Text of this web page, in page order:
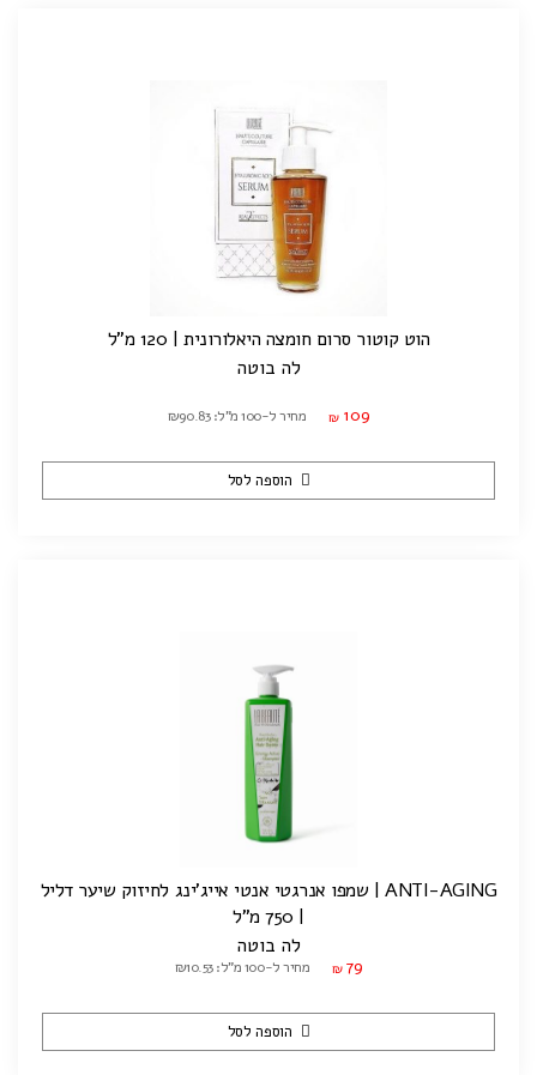
הוט קוטור סרום חומצה היאלורונית | 120 מ"ל
לה בוטה
₪ 109 מחיר ל-100 מ"ל: ₪90.83
הוספה לסל
ANTI-AGING | שמפו אנרגטי אנטי אייג'ינג לחיזוק שיער דליל
| 750 מ"ל
לה בוטה
₪ 79 מחיר ל-100 מ"ל: ₪10.53
הוספה לסל